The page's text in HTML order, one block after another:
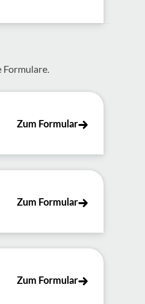
Formulare.
Zum Formular
Zum Formular
Zum Formular